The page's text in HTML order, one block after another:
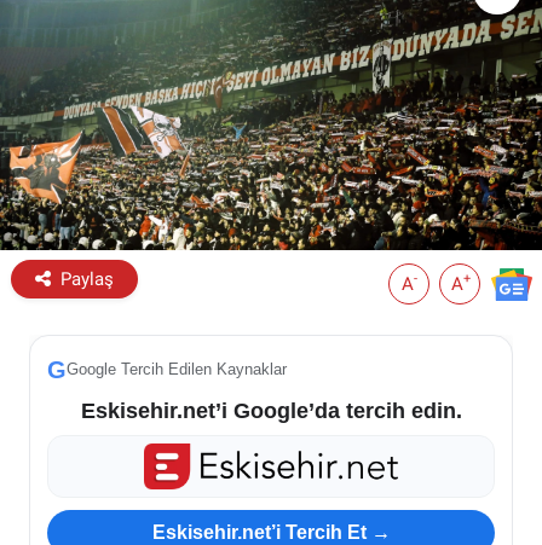
Paylaş A- A+
GGoogle Tercih Edilen Kaynaklar
Eskisehir.net’i Google’da tercih edin.
Eskisehir.net’i Tercih Et →
Eskişehir Haber İçerikleri
Eskişehir Hava Durumu
Eskişehir Tramvay Saatleri
Eskişehir Otobüs Saatleri